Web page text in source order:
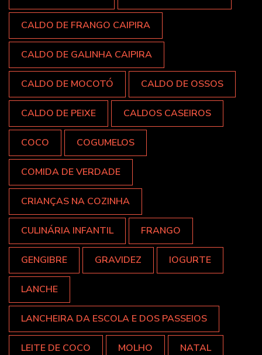
CALDO DE FRANGO CAIPIRA
CALDO DE GALINHA CAIPIRA
CALDO DE MOCOTÓ CALDO DE OSSOS
CALDO DE PEIXE CALDOS CASEIROS
COCO COGUMELOS
COMIDA DE VERDADE
CRIANÇAS NA COZINHA
CULINÁRIA INFANTIL FRANGO
GENGIBRE GRAVIDEZ IOGURTE
LANCHE
LANCHEIRA DA ESCOLA E DOS PASSEIOS
LEITE DE COCO MOLHO NATAL